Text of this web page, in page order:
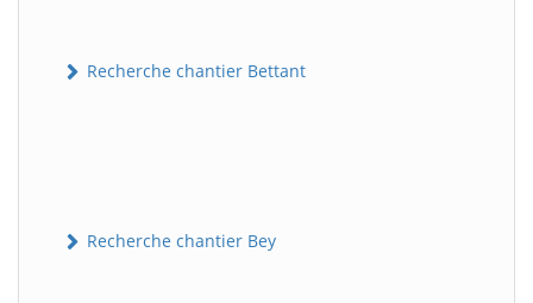
Recherche chantier Bettant
Recherche chantier Bey